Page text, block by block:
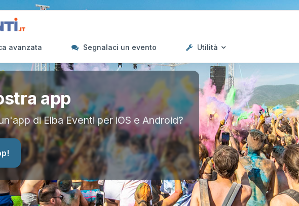
avanzata Segnalaci un evento Utilità
app
di Elba Eventi per iOS e Android?